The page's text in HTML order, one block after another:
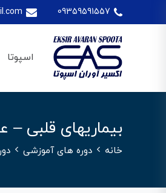
09359591557
اسپوتا
بیماریهای قلبی –
خانه دوره های آموزشی